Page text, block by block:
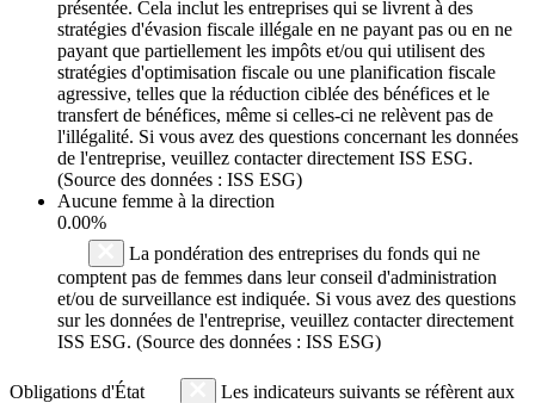
présentée. Cela inclut les entreprises qui se livrent à des
stratégies d'évasion fiscale illégale en ne payant pas ou en ne
payant que partiellement les impôts et/ou qui utilisent des
stratégies d'optimisation fiscale ou une planification fiscale
agressive, telles que la réduction ciblée des bénéfices et le
transfert de bénéfices, même si celles-ci ne relèvent pas de
l'illégalité. Si vous avez des questions concernant les données
de l'entreprise, veuillez contacter directement ISS ESG.
(Source des données : ISS ESG)
Aucune femme à la direction
0.00%
La pondération des entreprises du fonds qui ne
comptent pas de femmes dans leur conseil d'administration
et/ou de surveillance est indiquée. Si vous avez des questions
sur les données de l'entreprise, veuillez contacter directement
ISS ESG. (Source des données : ISS ESG)
Obligations d'État
Les indicateurs suivants se réfèrent aux